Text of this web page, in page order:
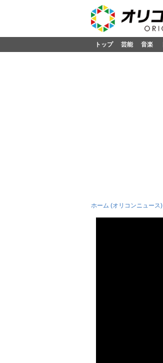
トップ 芸能 音楽
ホーム (オリコンニュース)